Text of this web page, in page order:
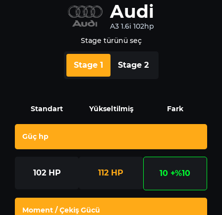
Audi
A3 1.6i 102hp
Stage türünü seç
Stage 1 Stage 2
Standart Yükseltilmiş Fark
Güç hp
102 HP 112 HP 10 +%10
Moment / Çekiş Gücü